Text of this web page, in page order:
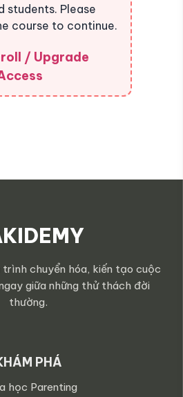
students. Please
course to continue.
/ Upgrade
chuyển hóa, kiến tạo cuộc
giữa những thử thách đời
thường.
PHÁ
học Parenting